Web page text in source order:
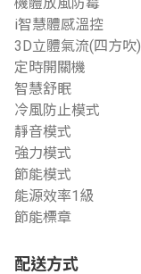
i智慧體感溫控
3D立體氣流(四方吹)
定時開關機
智慧舒眠
冷風防止模式
靜音模式
強力模式
節能模式
能源效率1級
節能標章
配送方式